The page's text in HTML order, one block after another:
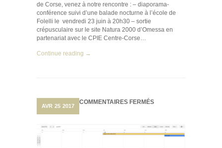
de Corse, venez à notre rencontre : – diaporama-
conférence suivi d’une balade nocturne à l’école de
Folelli le vendredi 23 juin à 20h30 – sortie
crépusculaire sur le site Natura 2000 d’Omessa en
partenariat avec le CPIE Centre-Corse…
Continue reading →
AVR 25 2017
COMMENTAIRES FERMÉSSUR